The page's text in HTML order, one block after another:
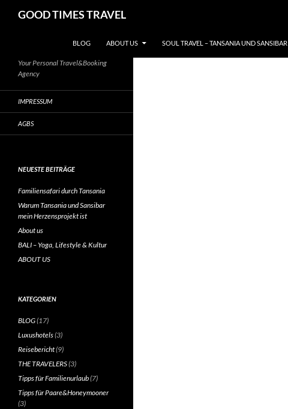
InhaltGOOD TIMES TRAVEL
BLOG ABOUT US SOUL TRAVEL – TANSANIA UND SANSIBAR
Your Personal Travel&Booking
Agency
IMPRESSUM
AGBS
NEUESTE BEITRÄGE
Familiensafari durch Tansania
Warum Tansania und Sansibar
mein Herzensprojekt ist
About us
BALI – Yoga, Lifestyle & Kultur
ABOUT US
KATEGORIEN
BLOG(17)
Luxushotels(3)
Reisebericht(9)
THE TRAVELERS(3)
Tipps für Familienurlaub(7)
Tipps für Paare&Honeymooner
(3)